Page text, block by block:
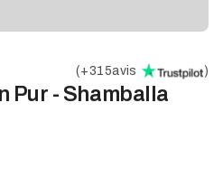
(+315avis )
Pur - Shamballa